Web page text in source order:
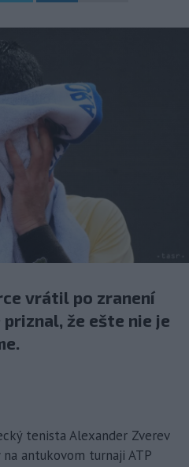
vrátil po zranení
že ešte nie je
tenista Alexander Zverev
antukovom turnaji ATP